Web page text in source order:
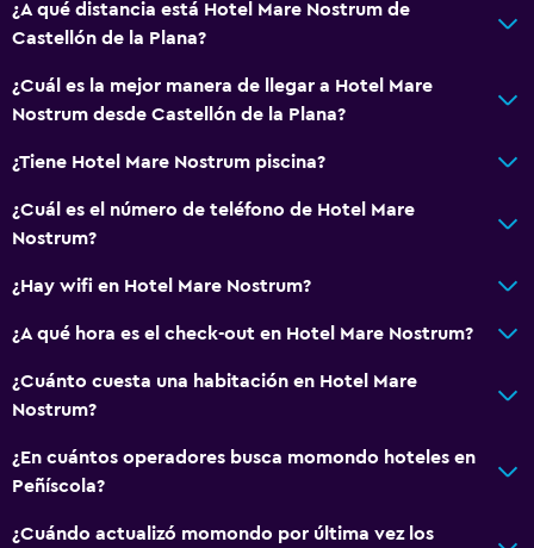
Servicios y facilidades
Mostrador de información turística
Acceso con llave
TV
Zona de trabajo
Escritorio
¿A qué distancia está Hotel Mare Nostrum de
Castellón de la Plana?
¿Cuál es la mejor manera de llegar a Hotel Mare
Nostrum desde Castellón de la Plana?
¿Tiene Hotel Mare Nostrum piscina?
¿Cuál es el número de teléfono de Hotel Mare
Nostrum?
¿Hay wifi en Hotel Mare Nostrum?
¿A qué hora es el check-out en Hotel Mare Nostrum?
¿Cuánto cuesta una habitación en Hotel Mare
Nostrum?
¿En cuántos operadores busca momondo hoteles en
Peñíscola?
¿Cuándo actualizó momondo por última vez los